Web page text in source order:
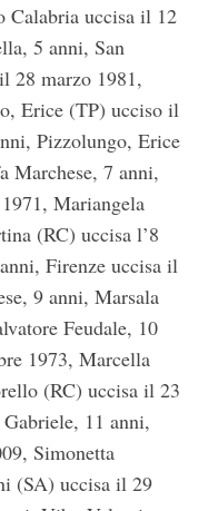
Calabria uccisa il 12
5 anni, San
28 marzo 1981,
Erice (TP) ucciso il
Pizzolungo, Erice
Marchese, 7 anni,
Mariangela
(RC) uccisa l’8
Firenze uccisa il
9 anni, Marsala
Feudale, 10
1973, Marcella
(RC) uccisa il 23
11 anni,
Simonetta
(SA) uccisa il 29